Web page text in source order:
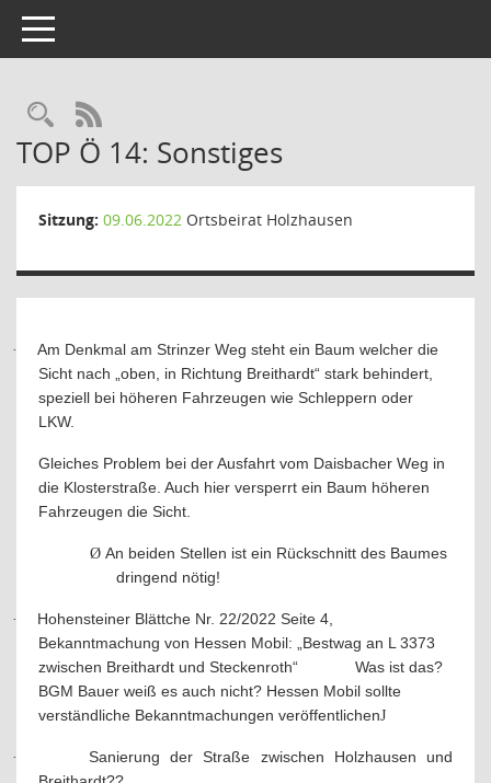
Toggle navigation
Rechercheauswahl
RSS-Feed
TOP Ö 14: Sonstiges
Sitzung: 09.06.2022 Ortsbeirat Holzhausen
·
Am Denkmal am Strinzer Weg steht ein Baum welcher die
Sicht nach „oben, in Richtung Breithardt“ stark behindert,
speziell bei höheren Fahrzeugen wie Schleppern oder
LKW.
Gleiches Problem bei der Ausfahrt vom Daisbacher Weg in
die Klosterstraße. Auch hier versperrt ein Baum höheren
Fahrzeugen die Sicht.
Ø An beiden Stellen ist ein Rückschnitt des Baumes
dringend nötig!
·
Hohensteiner Blättche Nr. 22/2022 Seite 4,
Bekanntmachung von Hessen Mobil: „Bestwag an L 3373
zwischen Breithardt und Steckenroth“
Was ist das?
BGM Bauer weiß es auch nicht? Hessen Mobil sollte
verständliche Bekanntmachungen veröffentlichenJ
·
Sanierung der Straße zwischen Holzhausen und